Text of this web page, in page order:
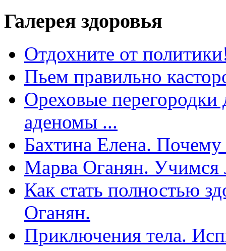
Галерея здоровья
Отдохните от
Пьем правильно
Ореховые перегородки
аденомы ...
Бахтина Елена.
Марва Оганян. Учимся
Как стать полностью
Оганян.
Приключения тела.